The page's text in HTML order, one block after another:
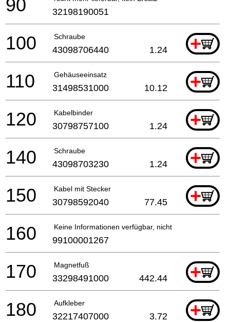
90 32198190051
Schraube +
100 43098706440 1.24
Gehäuseeinsatz +
110 31498531000 10.12
Kabelbinder +
120 30798757100 1.24
Schraube +
140 43098703230 1.24
Kabel mit Stecker +
150 30798592040 77.45
Keine Informationen verfügbar, nicht bestellbar
160 99100001267
Magnetfuß +
170 33298491000 442.44
Aufkleber +
180 32217407000 3.72